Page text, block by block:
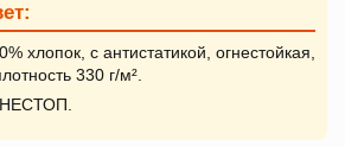
хлопок, с антистатикой, огнестойкая,
330 г/м².